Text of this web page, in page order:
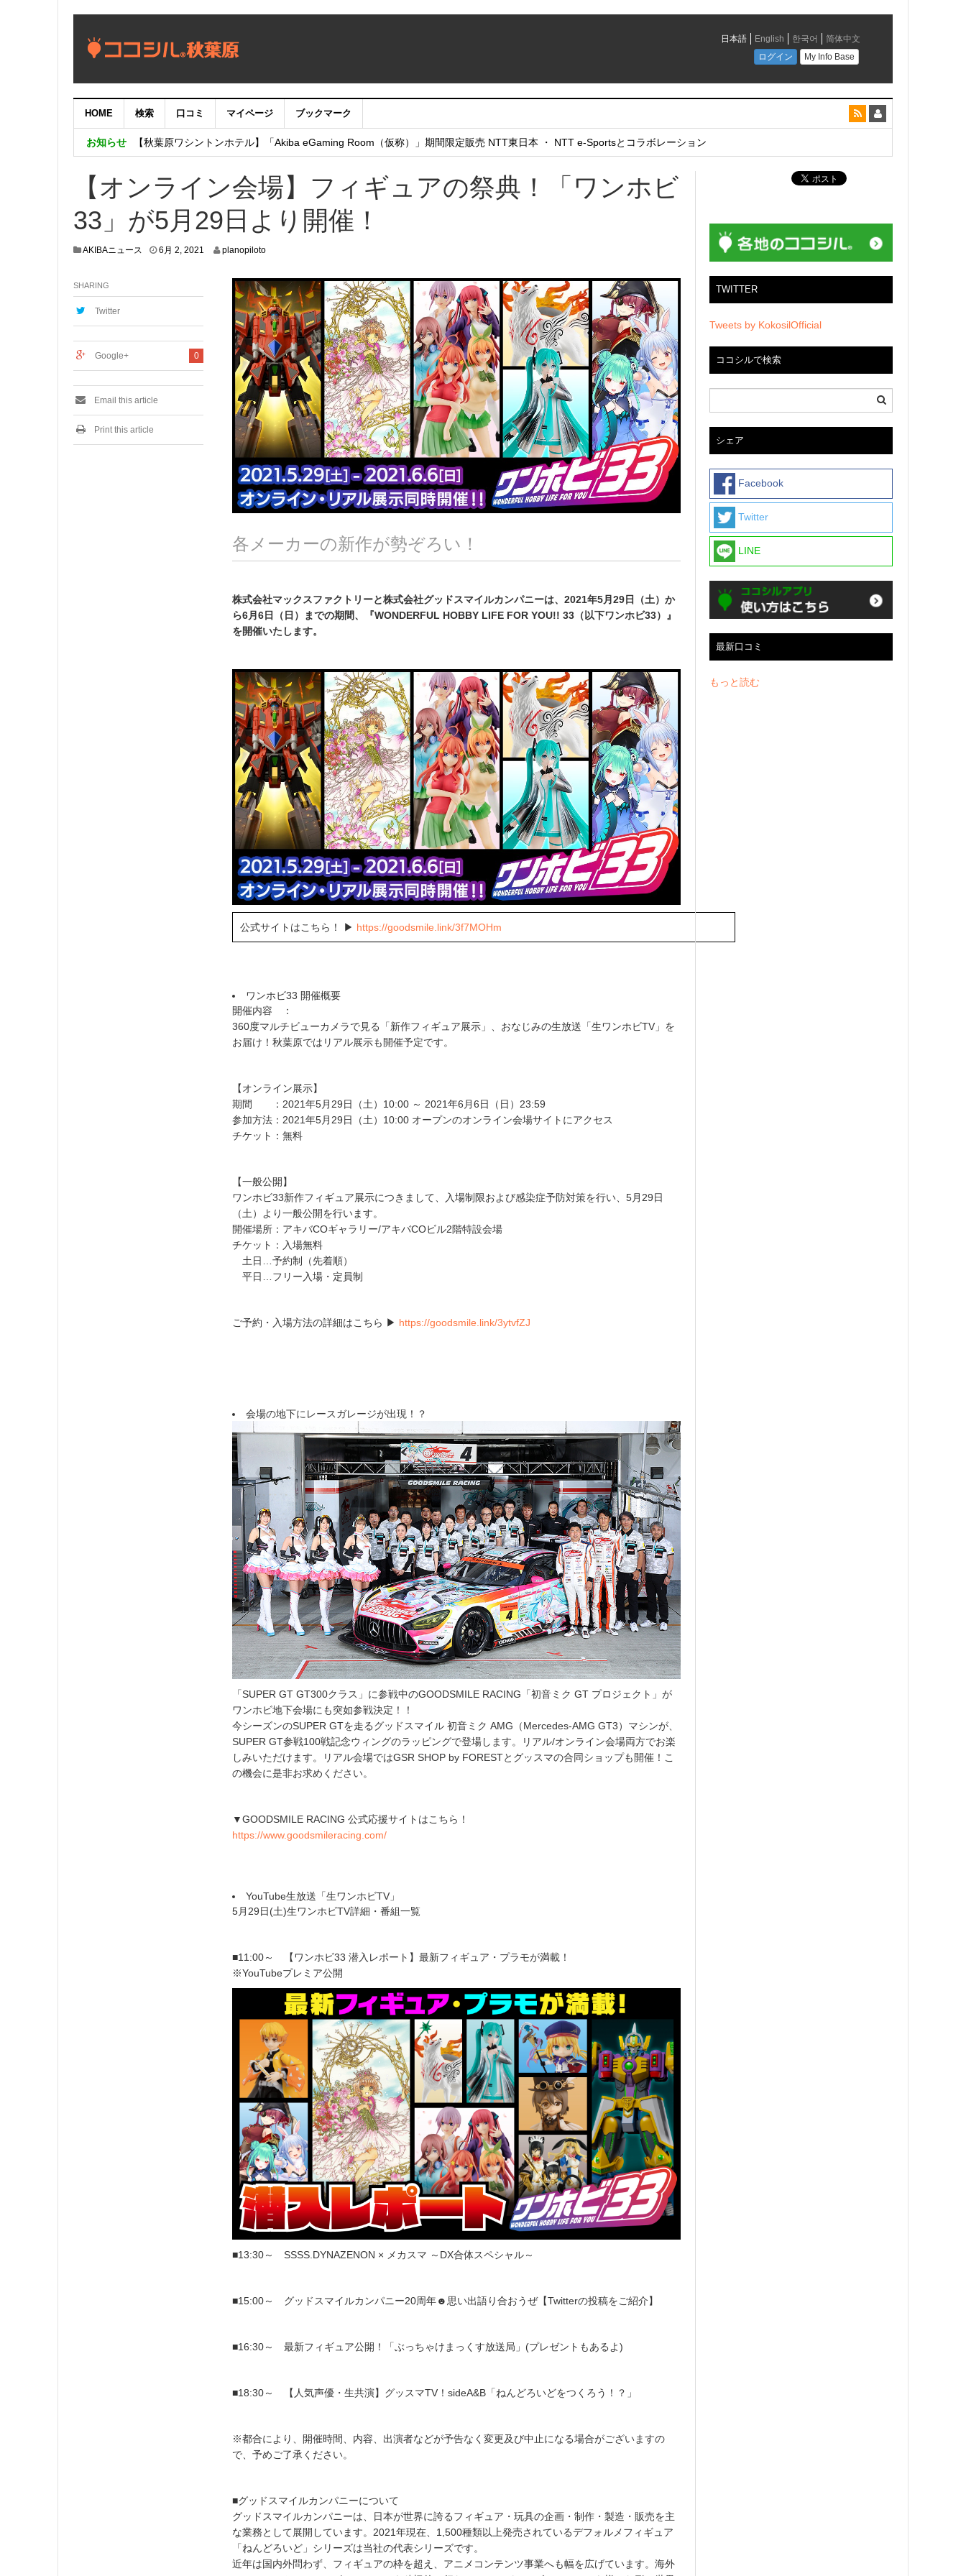
HOME 検索 口コミ マイページ ブックマーク
お知らせ
【重要：9月5日（火）22時】ココシル：アカウントサービス移行のお知らせ
【秋葉原ワシントンホテル】「Akiba eGaming Room（仮称）」期間限定販売 NTT東日本 ・ NTT e-Sportsとコラボレーション
【オンライン会場】フィギュアの祭典！「ワンホビ
33」が5月29日より開催！
AKIBAニュース 6月 2, 2021 planopiloto
各メーカーの新作が勢ぞろい！
株式会社マックスファクトリーと株式会社グッドスマイルカンパニーは、2021年5月29日（土）か
ら6月6日（日）までの期間、『WONDERFUL HOBBY LIFE FOR YOU!! 33（以下ワンホビ33）』
を開催いたします。
公式サイトはこちら！ ▶ https://goodsmile.link/3f7MOHm
ワンホビ33 開催概要
開催内容 ：
360度マルチビューカメラで見る「新作フィギュア展示」、おなじみの生放送「生ワンホビTV」を
お届け！秋葉原ではリアル展示も開催予定です。
【オンライン展示】
期間 ：2021年5月29日（土）10:00 ～ 2021年6月6日（日）23:59
参加方法：2021年5月29日（土）10:00 オープンのオンライン会場サイトにアクセス
チケット：無料
【一般公開】
ワンホビ33新作フィギュア展示につきまして、入場制限および感染症予防対策を行い、5月29日
（土）より一般公開を行います。
開催場所：アキバCOギャラリー/アキバCOビル2階特設会場
チケット：入場無料
土日…予約制（先着順）
平日…フリー入場・定員制
ご予約・入場方法の詳細はこちら ▶ https://goodsmile.link/3ytvfZJ
会場の地下にレースガレージが出現！？
「SUPER GT GT300クラス」に参戦中のGOODSMILE RACING「初音ミク GT プロジェクト」が
ワンホビ地下会場にも突如参戦決定！！
今シーズンのSUPER GTを走るグッドスマイル 初音ミク AMG（Mercedes-AMG GT3）マシンが、
SUPER GT参戦100戦記念ウィングのラッピングで登場します。リアル/オンライン会場両方でお楽
しみいただけます。リアル会場ではGSR SHOP by FORESTとグッスマの合同ショップも開催！こ
の機会に是非お求めください。
▼GOODSMILE RACING 公式応援サイトはこちら！
https://www.goodsmileracing.com/
YouTube生放送「生ワンホビTV」
5月29日(土)生ワンホビTV詳細・番組一覧
■11:00～ 【ワンホビ33 潜入レポート】最新フィギュア・プラモが満載！
※YouTubeプレミア公開
■13:30～ SSSS.DYNAZENON × メカスマ ～DX合体スペシャル～
■15:00～ グッドスマイルカンパニー20周年☻思い出語り合おうぜ【Twitterの投稿をご紹介】
■16:30～ 最新フィギュア公開！「ぶっちゃけまっくす放送局」(プレゼントもあるよ)
■18:30～ 【人気声優・生共演】グッスマTV！sideA&B「ねんどろいどをつくろう！？」
※都合により、開催時間、内容、出演者などが予告なく変更及び中止になる場合がございますの
で、予めご了承ください。
■グッドスマイルカンパニーについて
グッドスマイルカンパニーは、日本が世界に誇るフィギュア・玩具の企画・制作・製造・販売を主
な業務として展開しています。2021年現在、1,500種類以上発売されているデフォルメフィギュア
「ねんどろいど」シリーズは当社の代表シリーズです。
近年は国内外問わず、フィギュアの枠を超え、アニメコンテンツ事業へも幅を広げています。海外
SHARING
Twitter
0
Google+
Email this article
Print this article
TWITTER
Tweets by KokosilOfficial
ココシルで検索
シェア
Facebook
Twitter
LINE
最新口コミ
もっと読む